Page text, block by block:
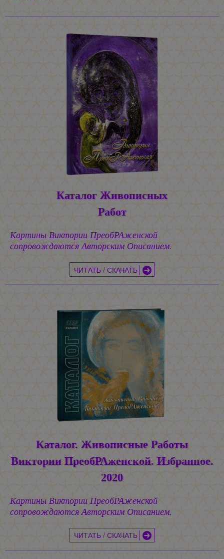
Каталог Живописных
Работ
Картины Виктории ПреобРАженской
сопровождаются Авторским Описанием.
ЧИТАТЬ / СКАЧАТЬ
Каталог. Живописные Работы
Виктории ПреобРАженской. Избранное.
2020
Картины Виктории ПреобРАженской
сопровождаются Авторским Описанием.
ЧИТАТЬ / СКАЧАТЬ